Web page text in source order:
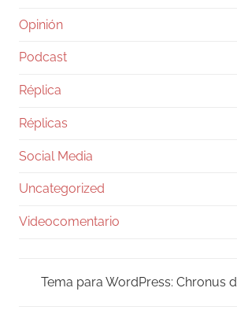
Opinión
Podcast
Réplica
Réplicas
Social Media
Uncategorized
Videocomentario
Tema para WordPress: Chronus